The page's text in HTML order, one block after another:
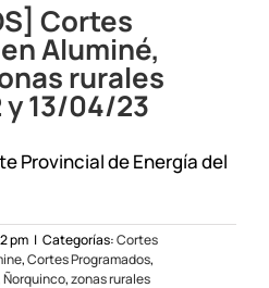
Cortes
Aluminé,
rurales
y 13/04/23
Provincial de Energía del
pm | Categorías:Cortes
,Cortes Programados,
Ñorquinco,zonas rurales